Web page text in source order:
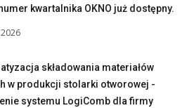
kwartalnika OKNO już dostępny.
składowania materiałów
w produkcji stolarki otworowej -
systemu LogiComb dla firmy